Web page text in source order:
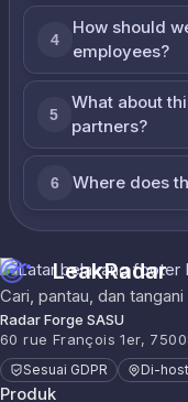
4
How should
employees?
5
What about
partners?
6 Where does
LeakRadar
Cari, pantau, dan
Radar Forge SASU
60 rue François 1er,
Sesuai GDPR Di-
Produk